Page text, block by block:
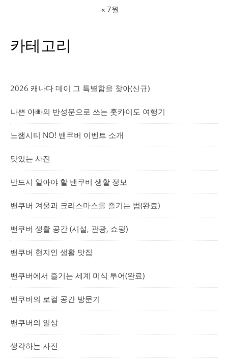
« 7월
카테고리
2026 캐나다 데이 그 특별함을 찾아(신규)
나쁜 아빠의 반성문으로 쓰는 홋카이도 여행기
노잼시티 NO! 밴쿠버 이벤트 소개
맛있는 사진
반드시 알아야 할 밴쿠버 생활 정보
밴쿠버 겨울과 크리스마스를 즐기는 법(완료)
밴쿠버 생활 공간 (시설, 관광, 쇼핑)
밴쿠버 현지인 생활 맛집
밴쿠버에서 즐기는 세계 미식 투어(완료)
밴쿠버의 로컬 공간 방문기
밴쿠버의 일상
생각하는 사진